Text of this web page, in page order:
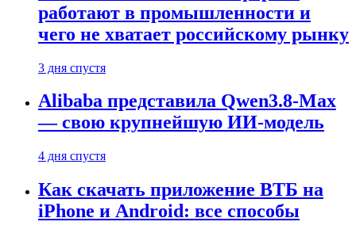
работают в промышленности и
чего не хватает российскому рынку
3 дня спустя
Alibaba представила Qwen3.8-Max
— свою крупнейшую ИИ-модель
4 дня спустя
Как скачать приложение ВТБ на
iPhone и Android: все способы